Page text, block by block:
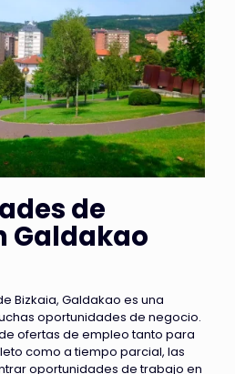
de
Galdakao
Bizkaia, Galdakao es una
oportunidades de negocio.
ofertas de empleo tanto para
como a tiempo parcial, las
oportunidades de trabajo en